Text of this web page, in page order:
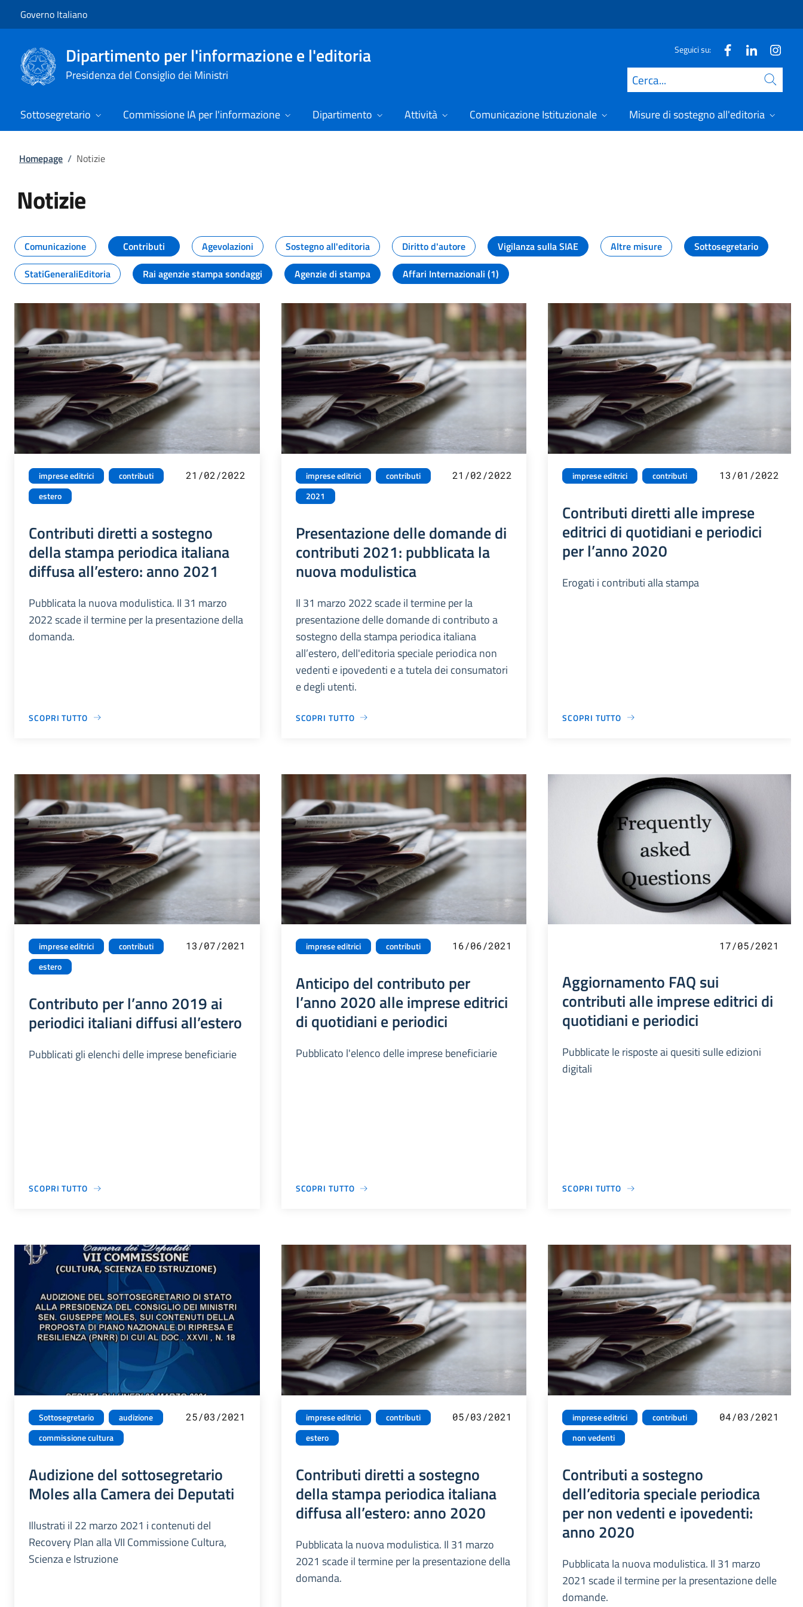
Governo Italiano
Dipartimento per l'informazione e l'editoria
Presidenza del Consiglio dei Ministri
Seguici su:
Cerca
Sottosegretario Commissione IA per l'informazione Dipartimento Attività Comunicazione Istituzionale Misure di sostegno all'editoria
Homepage / Notizie
Notizie
Tutti i contenuti della pagina Notizie
Comunicazione Contributi Agevolazioni Sostegno all'editoria Diritto d'autore Vigilanza sulla SIAE Altre misure
Sottosegretario
StatiGeneraliEditoria
Rai agenzie stampa sondaggi Agenzie di stampa Affari Internazionali (1)
imprese editrici
contributi
estero
21/02/2022
Contributi diretti a sostegno
della stampa periodica italiana
diffusa all’estero: anno 2021
Pubblicata la nuova modulistica. Il 31 marzo
2022 scade il termine per la presentazione della
domanda.
SCOPRI TUTTO
imprese editrici
contributi
2021
21/02/2022
Presentazione delle domande di
contributi 2021: pubblicata la
nuova modulistica
Il 31 marzo 2022 scade il termine per la
presentazione delle domande di contributo a
sostegno della stampa periodica italiana
all’estero, dell'editoria speciale periodica non
vedenti e ipovedenti e a tutela dei consumatori
e degli utenti.
SCOPRI TUTTO
imprese editrici contributi 13/01/2022
Contributi diretti alle imprese
editrici di quotidiani e periodici
per l’anno 2020
Erogati i contributi alla stampa
SCOPRI TUTTO
imprese editrici
contributi
estero
13/07/2021
Contributo per l’anno 2019 ai
periodici italiani diffusi all’estero
Pubblicati gli elenchi delle imprese beneficiarie
SCOPRI TUTTO
imprese editrici contributi 16/06/2021
Anticipo del contributo per
l’anno 2020 alle imprese editrici
di quotidiani e periodici
Pubblicato l'elenco delle imprese beneficiarie
SCOPRI TUTTO
17/05/2021
Aggiornamento FAQ sui
contributi alle imprese editrici di
quotidiani e periodici
Pubblicate le risposte ai quesiti sulle edizioni
digitali
SCOPRI TUTTO
Sottosegretario
audizione
commissione cultura
25/03/2021
Audizione del sottosegretario
Moles alla Camera dei Deputati
Illustrati il 22 marzo 2021 i contenuti del
Recovery Plan alla VII Commissione Cultura,
Scienza e Istruzione
imprese editrici
contributi
estero
05/03/2021
Contributi diretti a sostegno
della stampa periodica italiana
diffusa all’estero: anno 2020
Pubblicata la nuova modulistica. Il 31 marzo
2021 scade il termine per la presentazione della
domanda.
imprese editrici
contributi
non vedenti
04/03/2021
Contributi a sostegno
dell’editoria speciale periodica
per non vedenti e ipovedenti:
anno 2020
Pubblicata la nuova modulistica. Il 31 marzo
2021 scade il termine per la presentazione delle
domande.